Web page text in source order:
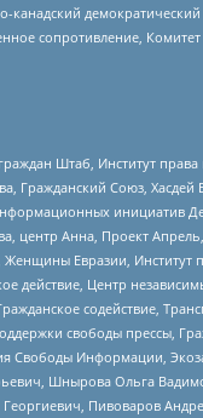
сопротивление,
Штаб, Институт
Гражданский Союз,
инициатив
центр Анна, Проект
Евразии, Институт
действие, Центр
содействие,
свободы прессы,
Свободы Информации,
Шнырова Ольга
Пивоваров